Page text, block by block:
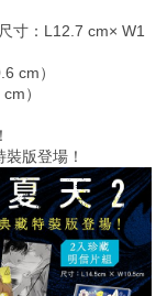
寸：L12.7 cm× W1
cm）
）
版登場！